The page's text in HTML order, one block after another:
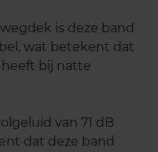
is deze band
wat betekent dat
heeft bij natte
van 71 dB
dat deze band